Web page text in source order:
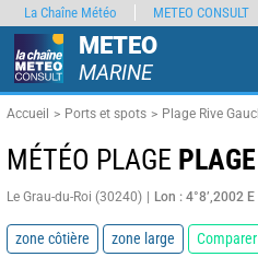
METEO
MARINE
Accueil Ports et spots Plage Rive
MÉTÉO PLAGE
Le Grau-du-Roi (30240) Lon : 4°8’,2002 E
zone côtière zone large
La Chaîne Météo METEO CONSULT